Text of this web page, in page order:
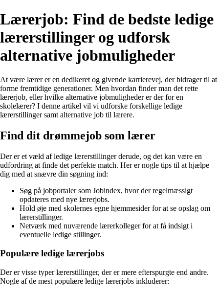
Lærerjob: Find de bedste ledige
lærerstillinger og udforsk
alternative jobmuligheder
At være lærer er en dedikeret og givende karrierevej, der bidrager til at
forme fremtidige generationer. Men hvordan finder man det rette
lærerjob, eller hvilke alternative jobmuligheder er der for en
skolelærer? I denne artikel vil vi udforske forskellige ledige
lærerstillinger samt alternative job til lærere.
Find dit drømmejob som lærer
Der er et væld af ledige lærerstillinger derude, og det kan være en
udfordring at finde det perfekte match. Her er nogle tips til at hjælpe
dig med at snævre din søgning ind:
Søg på jobportaler som Jobindex, hvor der regelmæssigt
opdateres med nye lærerjobs.
Hold øje med skolernes egne hjemmesider for at se opslag om
lærerstillinger.
Netværk med nuværende lærerkolleger for at få indsigt i
eventuelle ledige stillinger.
Populære ledige lærerjobs
Der er visse typer lærerstillinger, der er mere efterspurgte end andre.
Nogle af de mest populære ledige lærerjobs inkluderer: